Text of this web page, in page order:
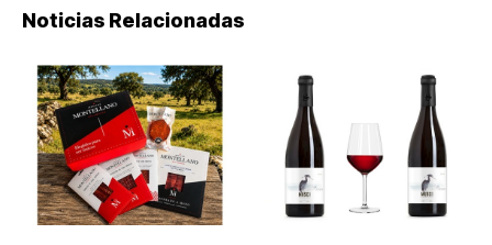
Noticias Relacionadas